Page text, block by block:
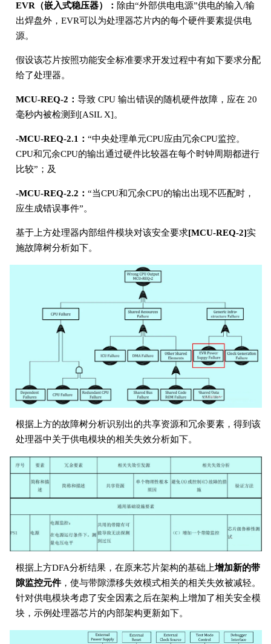
EVR（嵌入式稳压器）： 除由“外部供电电源”供电的输入/输
出焊盘外，EVR可以为处理器芯片内的每个硬件要素提供电
源。
假设该芯片按照功能安全标准要求开发过程中有如下要求分配
给了处理器。
MCU-REQ-2： 导致 CPU 输出错误的随机硬件故障，应在 20
毫秒内被检测到[ASIL X]。
-MCU-REQ-2.1： “中央处理单元CPU应由冗余CPU监控。
CPU和冗余CPU的输出通过硬件比较器在每个时钟周期都进行
比较”；及
-MCU-REQ-2.2： “当CPU和冗余CPU的输出出现不匹配时，
应生成错误事件”。
基于上方处理器内部组件模块对该安全要求[MCU-REQ-2]实
施故障树分析如下。
根据上方的故障树分析识别出的共享资源和冗余要素，得到该
处理器中关于供电模块的相关失效分析如下。
根据上方DFA分析结果，在原来芯片架构的基础上增加新的带
隙监控元件，使与带隙漂移失效模式相关的相关失效被减轻。
针对供电模块考虑了安全因素之后在架构上增加了相关安全模
块，示例处理器芯片的内部架构更新如下。